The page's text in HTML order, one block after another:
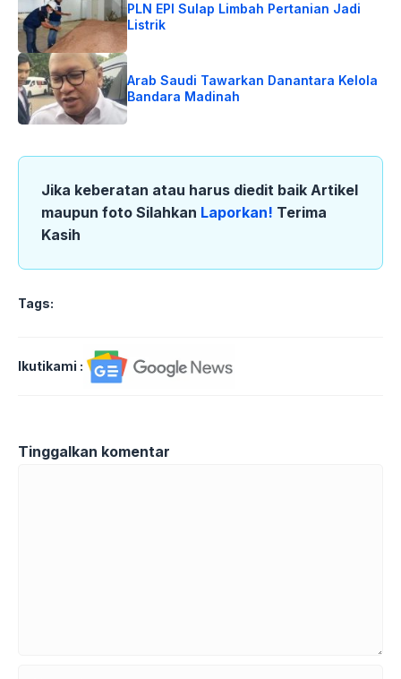
PLN EPI Sulap Limbah Pertanian Jadi
Listrik
Arab Saudi Tawarkan Danantara Kelola
Bandara Madinah
Jika keberatan atau harus diedit baik Artikel
maupun foto Silahkan Laporkan! Terima
Kasih
Tags:
Ikutikami :
Tinggalkan komentar